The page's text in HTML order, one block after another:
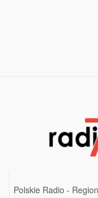
Polskie Radio -